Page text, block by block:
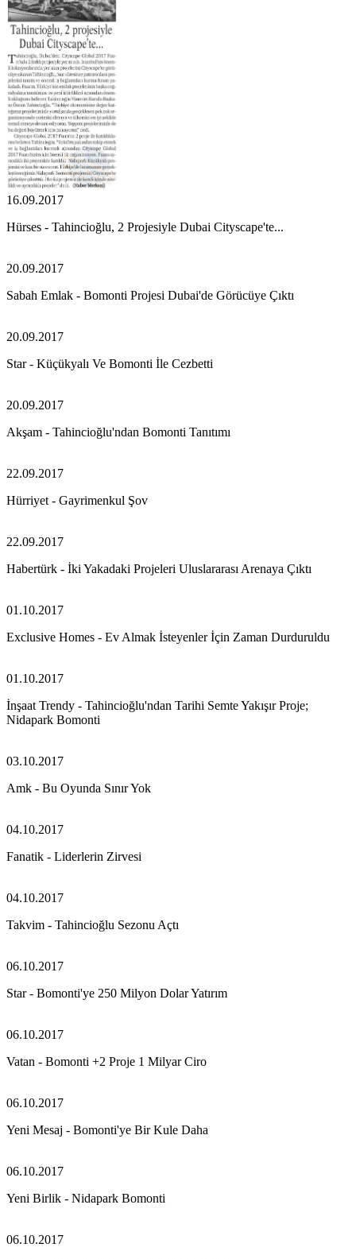
16.09.2017
Hürses - Tahincioğlu, 2 Projesiyle Dubai Cityscape'te...
20.09.2017
Sabah Emlak - Bomonti Projesi Dubai'de Görücüye Çıktı
20.09.2017
Star - Küçükyalı Ve Bomonti İle Cezbetti
20.09.2017
Akşam - Tahincioğlu'ndan Bomonti Tanıtımı
22.09.2017
Hürriyet - Gayrimenkul Şov
22.09.2017
Habertürk - İki Yakadaki Projeleri Uluslararası Arenaya Çıktı
01.10.2017
Exclusive Homes - Ev Almak İsteyenler İçin Zaman Durduruldu
01.10.2017
İnşaat Trendy - Tahincioğlu'ndan Tarihi Semte Yakışır Proje;
Nidapark Bomonti
03.10.2017
Amk - Bu Oyunda Sınır Yok
04.10.2017
Fanatik - Liderlerin Zirvesi
04.10.2017
Takvim - Tahincioğlu Sezonu Açtı
06.10.2017
Star - Bomonti'ye 250 Milyon Dolar Yatırım
06.10.2017
Vatan - Bomonti +2 Proje 1 Milyar Ciro
06.10.2017
Yeni Mesaj - Bomonti'ye Bir Kule Daha
06.10.2017
Yeni Birlik - Nidapark Bomonti
06.10.2017